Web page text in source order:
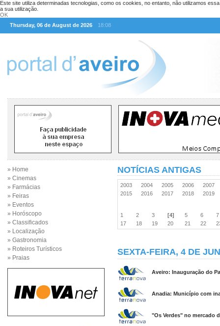
Este site utiliza determinadas tecnologias, como os cookies, no entanto, não utilizamos
a sua utilização.
OK
Thursday, 06 de August de 2026
18:08
» Home
» Cinemas
» Farmácias
» Feiras
» Eventos
» Horóscopo
» Classificados
» Localização
» Gastronomia
» Roteiros Turísticos
» Praias
NOTÍCIAS ANTIGAS
2003 2004 2005 2006
2007
2015
2016 2017 2018 2019
1 2 3 [4] 5 6
17
18 19 20 21 22
SEXTA-FEIRA, 4 DE
Aveiro: Inauguração do
Anadia: Município com
"Os Verdes" no mercado